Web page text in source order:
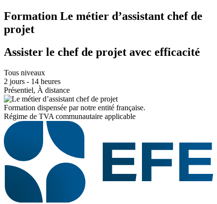
Formation Le métier d’assistant chef de
projet
Assister le chef de projet avec efficacité
Tous niveaux
2 jours - 14 heures
Présentiel, À distance
Formation dispensée par notre entité française.
Régime de TVA communautaire applicable